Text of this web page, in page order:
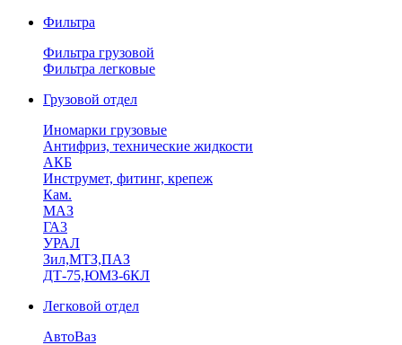
Фильтра
Фильтра грузовой
Фильтра легковые
Грузовой отдел
Иномарки грузовые
Антифриз, технические жидкости
АКБ
Инструмет, фитинг, крепеж
Кам.
МАЗ
ГА3
УРАЛ
Зил,МТЗ,ПАЗ
ДТ-75,ЮМЗ-6КЛ
Легковой отдел
АвтоВаз